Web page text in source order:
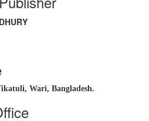
Wari, Bangladesh.